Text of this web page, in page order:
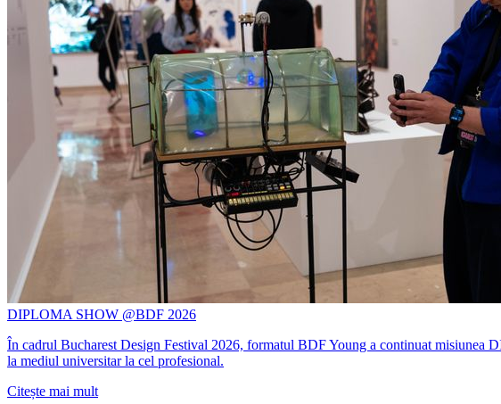
DIPLOMA SHOW @BDF 2026
În cadrul Bucharest Design Festival 2026, formatul BDF Young a continuat misiunea
la mediul universitar la cel profesional.
Citește mai mult